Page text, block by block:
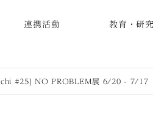
連携活動 教育・研究
#25] NO PROBLEM展 6/20 - 7/17